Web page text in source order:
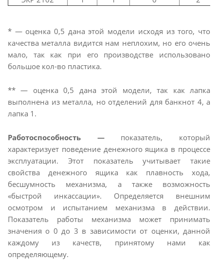
* — оценка 0,5 дана этой модели исходя из того, что
качества металла видится нам неплохим, но его очень
мало, так как при его производстве использовано
большое кол-во пластика.
** — оценка 0,5 дана этой модели, так как лапка
выполнена из металла, но отделений для банкнот 4, а
лапка 1.
Работоспособность — показатель, который
характеризует поведение денежного ящика в процессе
эксплуатации. Этот показатель учитывает такие
свойства денежного ящика как плавность хода,
бесшумность механизма, а также возможность
«быстрой инкассации». Определяется внешним
осмотром и испытанием механизма в действии.
Показатель работы механизма может принимать
значения о 0 до 3 в зависимости от оценки, данной
каждому из качеств, принятому нами как
определяющему.